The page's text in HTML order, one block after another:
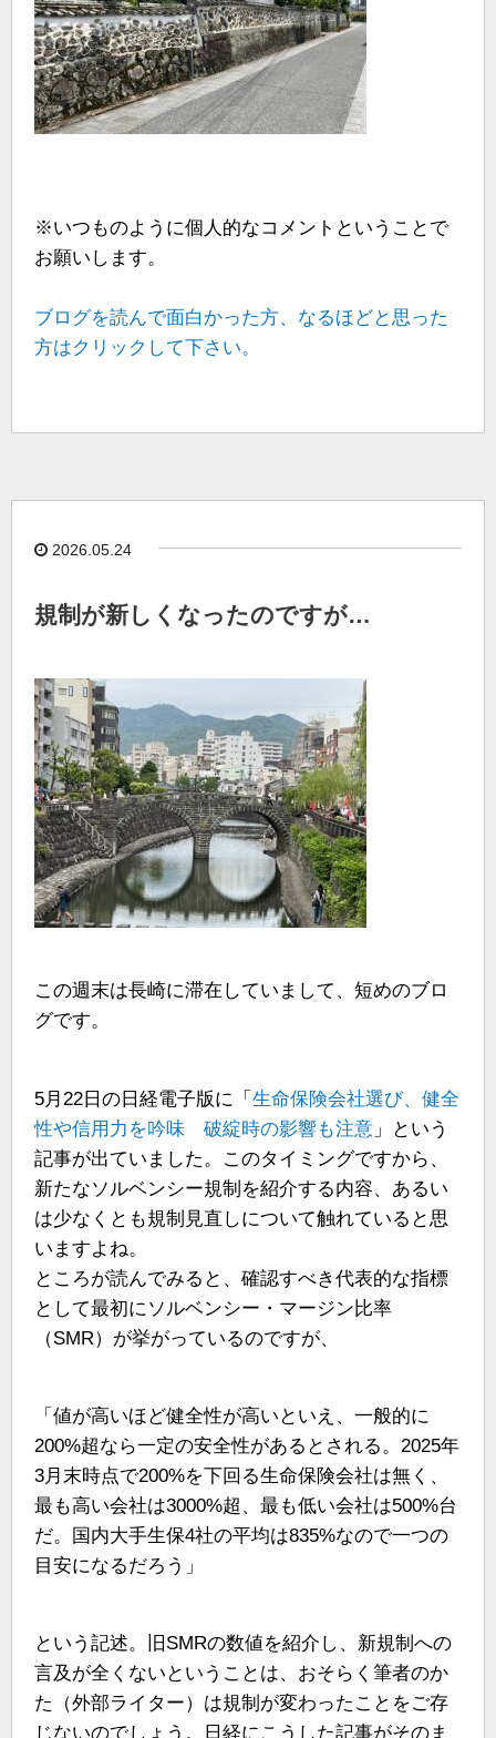
※いつものように個人的なコメントということで
お願いします。
ブログを読んで面白かった方、なるほどと思った
方はクリックして下さい。
2026.05.24
規制が新しくなったのですが…
この週末は長崎に滞在していまして、短めのブロ
グです。
5月22日の日経電子版に「 生命保険会社選び、健全
性や信用力を吟味 破綻時の影響も注意 」という
記事が出ていました。このタイミングですから、
新たなソルベンシー規制を紹介する内容、あるい
は少なくとも規制見直しについて触れていると思
いますよね。
ところが読んでみると、確認すべき代表的な指標
として最初にソルベンシー・マージン比率
（SMR）が挙がっているのですが、
「値が高いほど健全性が高いといえ、一般的に
200%超なら一定の安全性があるとされる。2025年
3月末時点で200%を下回る生命保険会社は無く、
最も高い会社は3000%超、最も低い会社は500%台
だ。国内大手生保4社の平均は835%なので一つの
目安になるだろう」
という記述。旧SMRの数値を紹介し、新規制への
言及が全くないということは、おそらく筆者のか
た（外部ライター）は規制が変わったことをご存
じないのでしょう。日経にこうした記事がそのま